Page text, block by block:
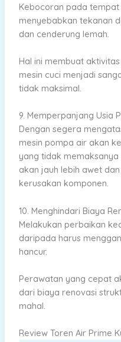
Kebocoran pada
menyebabkan tekanan
dan cenderung lemah.
Hal ini membuat
mesin cuci menjadi
tidak maksimal.
9. Memperpanjang Usia
Dengan segera
mesin pompa air akan
yang tidak
akan jauh lebih awet
kerusakan komponen.
10. Menghindari Biaya
Melakukan perbaikan
daripada harus
hancur.
Perawatan yang cepat
dari biaya renovasi
mahal.
Review Toren Air Prime